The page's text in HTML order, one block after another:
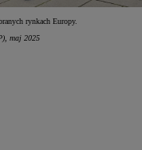
rynkach Europy.
maj 2025